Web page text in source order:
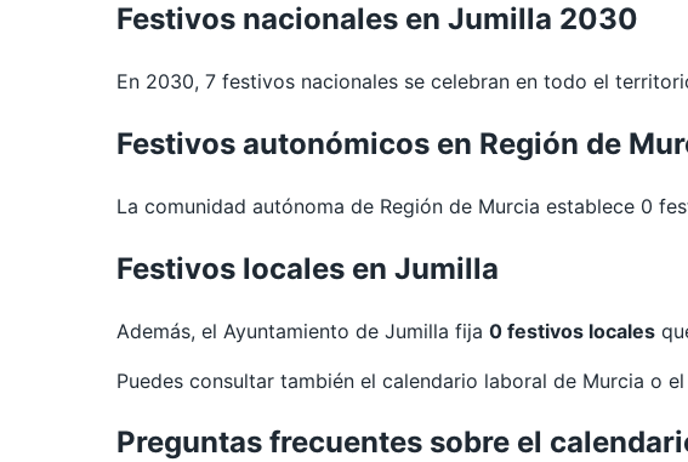
Festivos nacionales en Jumilla 2030
En 2030, 7 festivos nacionales se celebran en todo el
Festivos autonómicos en Región de
La comunidad autónoma de Región de Murcia establece 0
Festivos locales en Jumilla
Además, el Ayuntamiento de Jumilla fija 0 festivos locales
Puedes consultar también el calendario laboral de Murcia o
Preguntas frecuentes sobre el